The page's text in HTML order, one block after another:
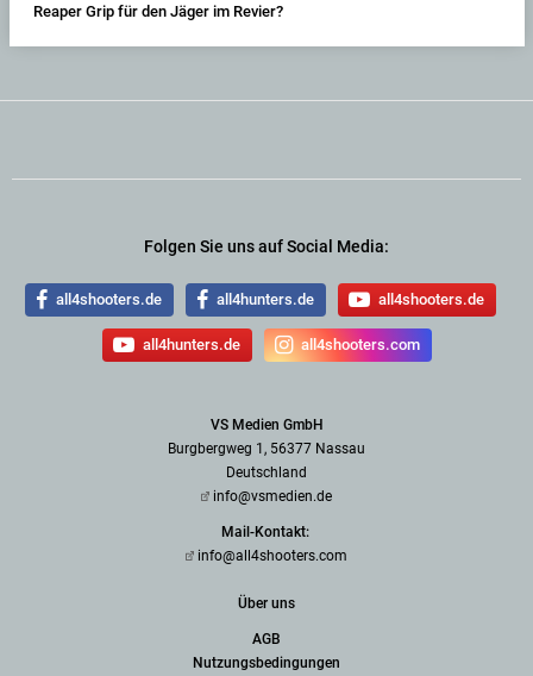
Reaper Grip für den Jäger im Revier?
Folgen Sie uns auf Social Media:
all4shooters.de all4hunters.de all4shooters.de
all4hunters.de all4shooters.com
VS Medien GmbH
Burgbergweg 1, 56377 Nassau
Deutschland
info@vsmedien.de
Mail-Kontakt:
info@all4shooters.com
Über uns
AGB
Nutzungsbedingungen